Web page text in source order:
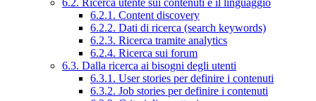
6.2. Ricerca utente sui contenuti e il linguaggio
6.2.1. Content discovery
6.2.2. Dati di ricerca (search keywords)
6.2.3. Ricerca tramite analytics
6.2.4. Ricerca sui forum
6.3. Dalla ricerca ai bisogni degli utenti
6.3.1. User stories per definire i contenuti
6.3.2. Job stories per definire i contenuti